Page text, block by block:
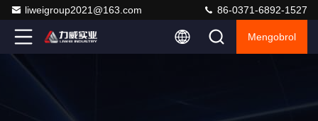
liweigroup2021@163.com 86-0371-6892-1527
Mengobrol